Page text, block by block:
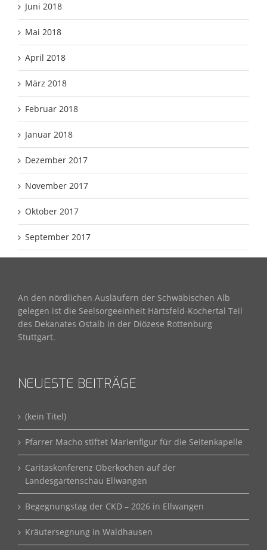
Juni 2018
Mai 2018
April 2018
März 2018
Februar 2018
Januar 2018
Dezember 2017
November 2017
Oktober 2017
September 2017
An den nördlichen Ausläufern der Schwäbischen Alb
gelegen ist die Seelsorgeeinheit Härtsfeld-Kochertal Teil
des Dekanates Ostalb in der Diözese Rottenburg
Stuttgart.
NEUESTE BEITRÄGE
(kein Titel)
Pfarrer Macho stiftet Marienfigur für die Seitenkapelle
Caritaskonferenz Oberkochen auf der
Landesgartenschau Ellwangen
Begegnungstag der CKD – 2026 in Ellwangen
Kräutersegnung in Waldhausen